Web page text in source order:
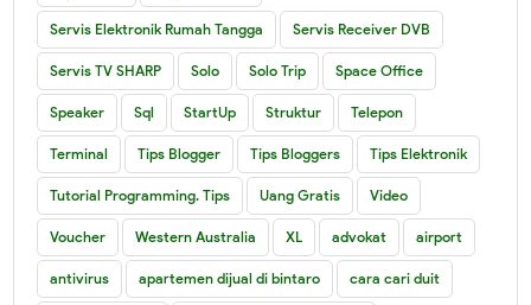
Servis Elektronik Rumah Tangga Servis Receiver DVB
Servis TV SHARP Solo Solo Trip Space Office
Speaker Sql StartUp Struktur Telepon
Terminal Tips Blogger Tips Bloggers Tips Elektronik
Tutorial Programming. Tips Uang Gratis Video
Voucher Western Australia XL advokat airport
antivirus apartemen dijual di bintaro cara cari duit